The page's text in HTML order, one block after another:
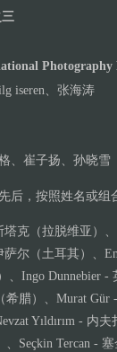
Photography
iseren、张海涛
、崔子扬、孙晓雪
后，按照姓名或组
克（拉脱维亚）
萨尔（土耳其）、
、Ingo Dunnebier
希腊）、Murat
Yıldırım - 内
Seçkin Tercan -